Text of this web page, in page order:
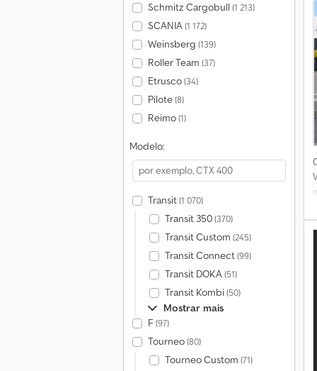
Schmitz Cargobull (1 213)
SCANIA(1 172)
Weinsberg (139)
Roller Team (37)
Etrusco(34)
Pilote(8)
Reimo(1)
Modelo:
Transit(1 070)
Transit 350(370)
Transit Custom (245)
Transit Connect(99)
Transit DOKA(51)
Transit Kombi(50)
Mostrar mais
F (97)
Tourneo(80)
Tourneo Custom (71)